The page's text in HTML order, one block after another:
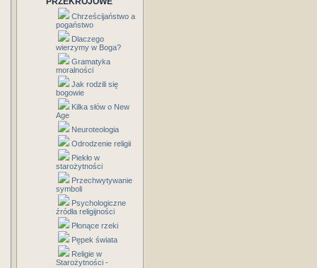
Chrześcijaństwo a
pogaństwo
Dlaczego
wierzymy w Boga?
Gramatyka
moralności
Jak rodzili się
bogowie
Kilka słów o New
Age
Neuroteologia
Odrodzenie religii
Piekło w
starożytności
Przechwytywanie
symboli
Psychologiczne
źródła religijności
Płonące rzeki
Pępek świata
Religie w
Starożytności -